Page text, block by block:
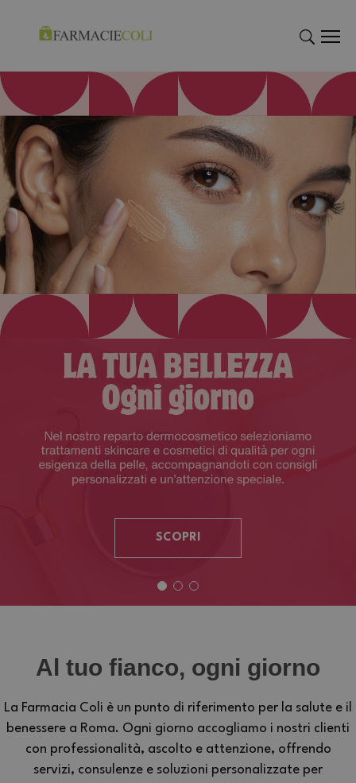
"Cerca
SCOPRI
Al tuo fianco, ogni giorno
La Farmacia Coli è un punto di riferimento per la salute e il
benessere a Roma. Ogni giorno accogliamo i nostri clienti
con professionalità, ascolto e attenzione, offrendo
servizi, consulenze e soluzioni personalizzate per